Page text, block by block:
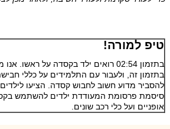
טיפ למורה!
בתזמון 02:54 רואים ילד בקסדה על ראשו.
בתזמון זה, ולעבור עם התלמידים על כללי
להסביר מדוע חשוב לחבוש קסדה. הציעו
סיסמת פרסומת המעודדת ילדים להשתמש
אופניים ועל כלי רכב שונים.